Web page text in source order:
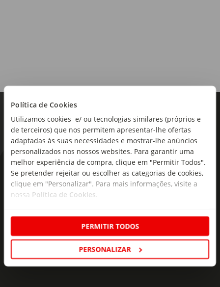
Política de Cookies
Utilizamos cookies e/ ou tecnologias similares (próprios e
de terceiros) que nos permitem apresentar-lhe ofertas
adaptadas às suas necessidades e mostrar-lhe anúncios
personalizados nos nossos websites. Para garantir uma
melhor experiência de compra, clique em "Permitir Todos".
Se pretender rejeitar ou escolher as categorias de cookies,
clique em "Personalizar". Para mais informações, visite a
nossa Política de Cookies.
PERMITIR TODOS
PERSONALIZAR
As novidades mais frescas no
seu e-mail!
ofertas e novidades para si.
Insira o seu e-
mail
Subscrever